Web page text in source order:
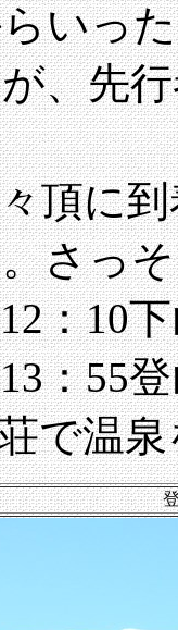
いっ
、先
頂に到
さっ
：10
：55
で温